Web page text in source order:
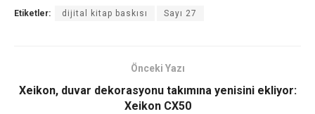
Etiketler: dijital kitap baskısı Sayı 27
Önceki Yazı
Xeikon, duvar dekorasyonu takımına yenisini ekliyor:
Xeikon CX50